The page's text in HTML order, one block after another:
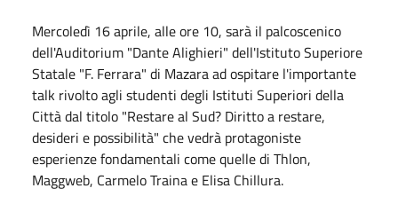
Mercoledì 16 aprile, alle ore 10, sarà il palcoscenico
dell'Auditorium "Dante Alighieri" dell'Istituto Superiore
Statale "F. Ferrara" di Mazara ad ospitare l'importante
talk rivolto agli studenti degli Istituti Superiori della
Città dal titolo "Restare al Sud? Diritto a restare,
desideri e possibilità" che vedrà protagoniste
esperienze fondamentali come quelle di Thlon,
Maggweb, Carmelo Traina e Elisa Chillura.